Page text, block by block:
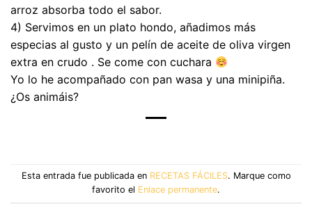
arroz absorba todo el sabor.
4) Servimos en un plato hondo, añadimos más
especias al gusto y un pelín de aceite de oliva virgen
extra en crudo . Se come con cuchara
Yo lo he acompañado con pan wasa y una minipiña.
¿Os animáis?
Esta entrada fue publicada en RECETAS FÁCILES. Marque como
favorito el Enlace permanente.